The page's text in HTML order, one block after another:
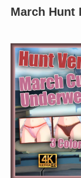
March Hunt